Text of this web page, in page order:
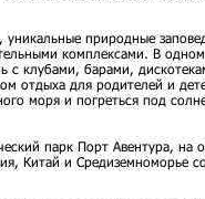
природные
комплексами. В
с клубами, барами,
отдыха для родителей и
моря и погреться под
парк Порт Авентура, на
Китай и Средиземноморье